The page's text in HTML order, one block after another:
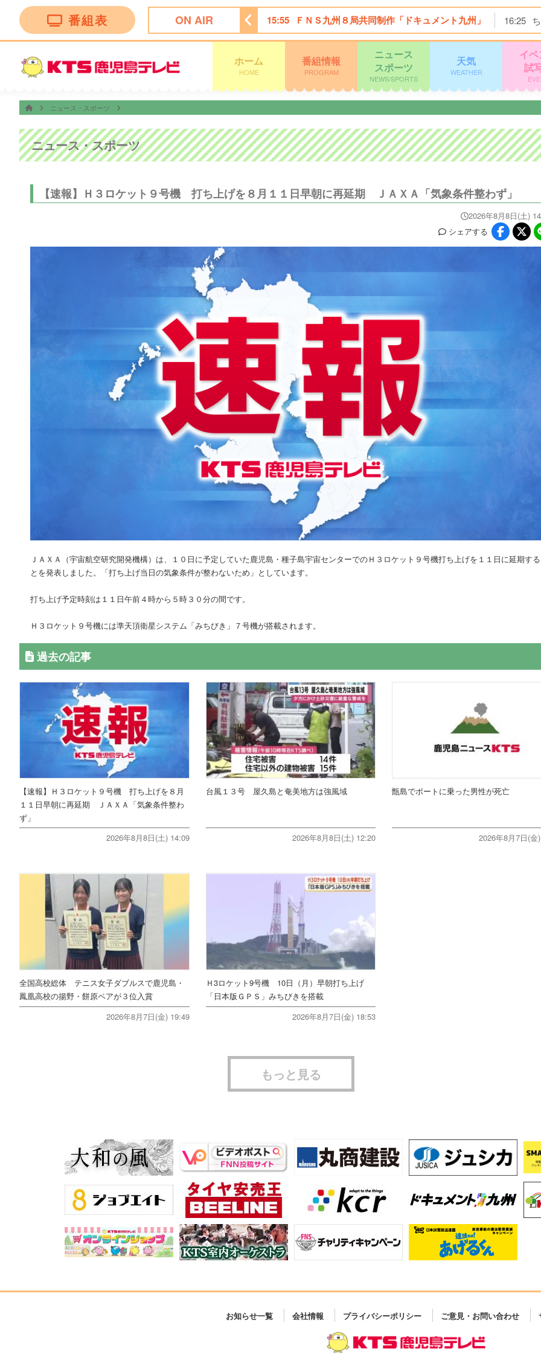
番組表 ON AIR
ー〜大分アート旅〜 奇跡体験！アンビリバボー 15:55 ＦＮＳ九州８局共同制作「ドキュメント九州」 16:25
ホーム
HOME
番組情報
PROGRAM
ニュース
スポーツ
NEWS/SPORTS
天気
WEATHER
イ
試
ニュース・スポーツ
ニュース・スポーツ
【速報】Ｈ３ロケット９号機 打ち上げを８月１１日早朝に再延期 ＪＡＸＡ「気象条件整わず」
2026年8月8日(土)
シェアする
ＪＡＸＡ（宇宙航空研究開発機構）は、１０日に予定していた鹿児島・種子島宇宙センターでのＨ３ロケット９号機打ち上げを１１日に延期す
とを発表しました。「打ち上げ当日の気象条件が整わないため」としています。
打ち上げ予定時刻は１１日午前４時から５時３０分の間です。
Ｈ３ロケット９号機には準天頂衛星システム「みちびき」７号機が搭載されます。
過去の記事
【速報】Ｈ３ロケット９号機 打ち上げを８月
１１日早朝に再延期 ＪＡＸＡ「気象条件整わ
ず」
2026年8月8日(土) 14:09
台風１３号 屋久島と奄美地方は強風域
2026年8月8日(土) 12:20
甑島でボートに乗った男性が死亡
2026年8月7日(金
全国高校総体 テニス女子ダブルスで鹿児島・
鳳凰高校の揚野・餅原ペアが３位入賞
2026年8月7日(金) 19:49
Ｈ3ロケット9号機 10日（月）早朝打ち上げ
「日本版ＧＰＳ」みちびきを搭載
2026年8月7日(金) 18:53
もっと見る
お知らせ一覧 会社情報 プライバシーポリシー ご意見・お問い合わせ